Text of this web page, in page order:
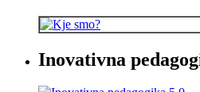
Inovativna